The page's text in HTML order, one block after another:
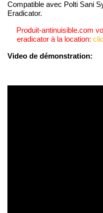
Compatible avec Polti Sani
Eradicator.
Produit-antinuisible.com
eradicator à la location:
Video de démonstration: